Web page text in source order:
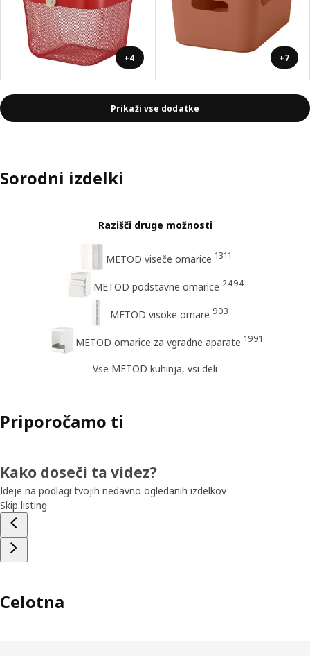
+4 +7
Prikaži vse dodatke
Sorodni izdelki
Razišči druge možnosti
METOD viseče omarice 1311
METOD podstavne omarice 2494
METOD visoke omare 903
METOD omarice za vgradne aparate 1991
Vse METOD kuhinja, vsi deli
Priporočamo ti
Kako doseči ta videz?
Ideje na podlagi tvojih nedavno ogledanih izdelkov
Skip listing
Celotna